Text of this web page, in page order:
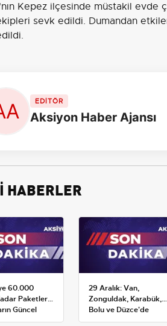
Kepez ilçesinde müstakil evde
sevk edildi. Dumandan
EDİTÖR
Aksiyon Haber Ajansı
HABERLER
60.000
Paketler:
Güncel
ve Ek
29 Aralık: Van,
Zonguldak, Karabük,
Bolu ve Düzce'de
okullar tatil —